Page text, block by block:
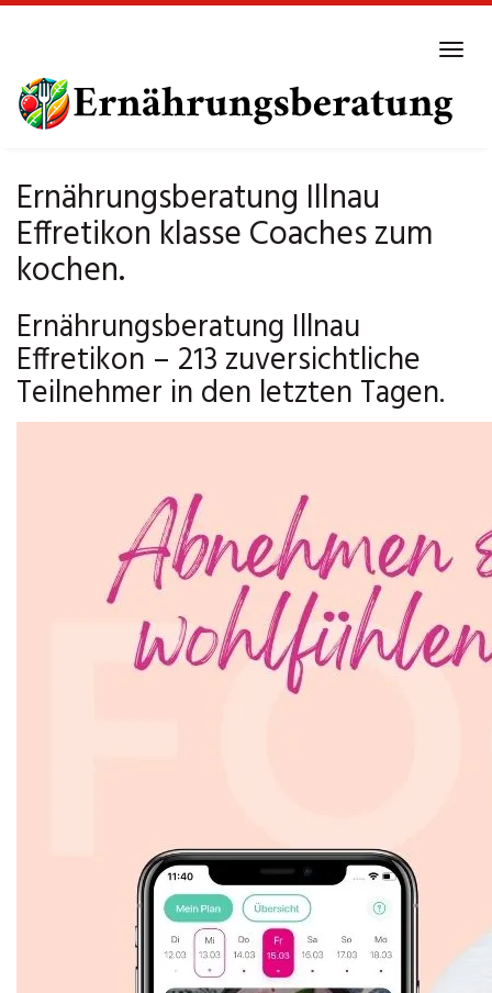
main
content
Ernährungsberatung Illnau
Effretikon klasse Coaches zum
kochen.
Ernährungsberatung Illnau
Effretikon – 213 zuversichtliche
Teilnehmer in den letzten Tagen.